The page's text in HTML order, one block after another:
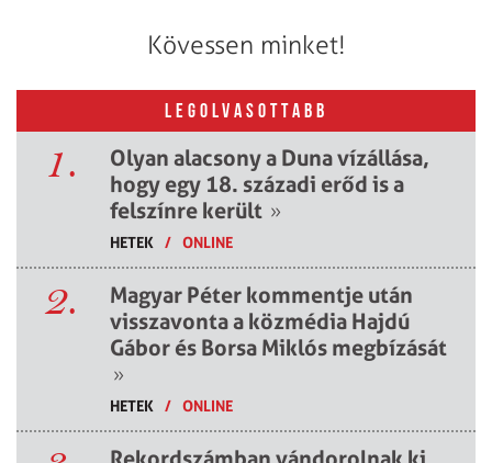
Kövessen minket!
LEGOLVASOTTABB
1.
Olyan alacsony a Duna vízállása,
hogy egy 18. századi erőd is a
felszínre került »
HETEK / ONLINE
2.
Magyar Péter kommentje után
visszavonta a közmédia Hajdú
Gábor és Borsa Miklós megbízását
»
HETEK / ONLINE